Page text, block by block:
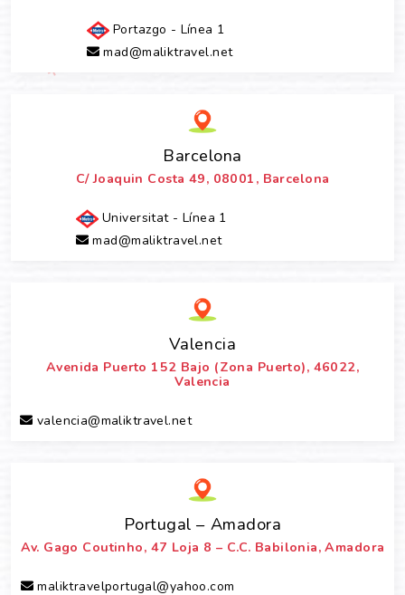
Portazgo - Línea 1
mad@maliktravel.net
Barcelona
C/ Joaquin Costa 49, 08001, Barcelona
Universitat - Línea 1
mad@maliktravel.net
Valencia
Avenida Puerto 152 Bajo (Zona Puerto), 46022,
Valencia
valencia@maliktravel.net
Portugal – Amadora
Av. Gago Coutinho, 47 Loja 8 – C.C. Babilonia, Amadora
maliktravelportugal@yahoo.com